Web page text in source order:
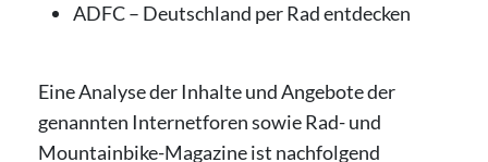
ADFC – Deutschland per Rad entdecken
Eine Analyse der Inhalte und Angebote der
genannten Internetforen sowie Rad- und
Mountainbike-Magazine ist nachfolgend